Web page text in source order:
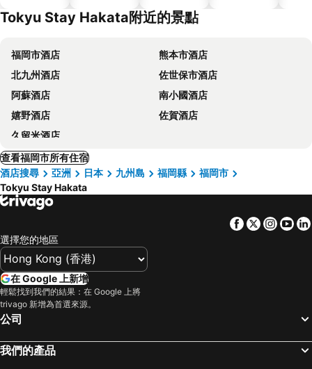
Tokyu Stay Hakata附近的景點
福岡市酒店
熊本市酒店
北九州酒店
佐世保市酒店
阿蘇酒店
南小國酒店
嬉野酒店
佐賀酒店
久留米酒店
查看福岡市所有住宿
酒店搜尋
亞洲 日本 九州島 福岡縣
福岡市
Tokyu Stay Hakata
Facebook
Twitter
選擇您的地區
在 Google 上新增
輕鬆找到我們的結果：在 Google 上將
trivago 新增為首選來源。
公司
我們的產品